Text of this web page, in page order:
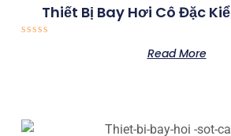
Thiết Bị Bay Hơi Cô Đặc
Read More